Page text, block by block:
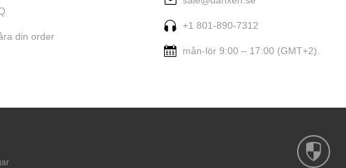
din order
+1 801-890-7312
mån-lör 9:00 – 17:00 (GMT+2).